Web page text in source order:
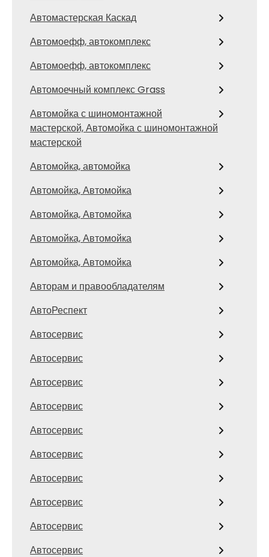
Автомастерская Каскад
Автомоефф, автокомплекс
Автомоефф, автокомплекс
Автомоечный комплекс Grass
Автомойка с шиномонтажной
мастерской, Автомойка с шиномонтажной
мастерской
Автомойка, автомойка
Автомойка, Автомойка
Автомойка, Автомойка
Автомойка, Автомойка
Автомойка, Автомойка
Авторам и правообладателям
АвтоРеспект
Автосервис
Автосервис
Автосервис
Автосервис
Автосервис
Автосервис
Автосервис
Автосервис
Автосервис
Автосервис